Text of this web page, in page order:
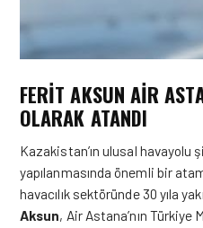
FERIT AKSUN AIR
OLARAK ATANDI
Kazakistan’ın ulusal havayolu
yapılanmasında önemli bir
havacılık sektöründe 30 yıla
Aksun, Air Astana’nın Türkiye